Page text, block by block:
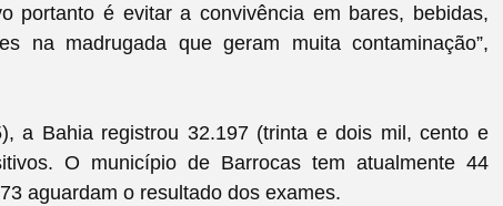
portanto é evitar a convivência em bares, bebidas,
na madrugada que geram muita contaminação”,
a Bahia registrou 32.197 (trinta e dois mil, cento e
O município de Barrocas tem atualmente 44
aguardam o resultado dos exames.